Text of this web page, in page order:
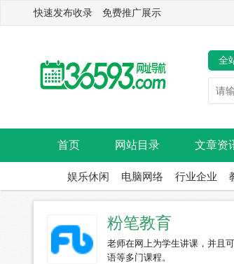
快速发布收录 免费推广展示
全
首页 网站目录 文章资
娱乐休闲 电脑网络 行业企业
粉笔教育
老师在网上为学生讲课，并且
语等多门课程。